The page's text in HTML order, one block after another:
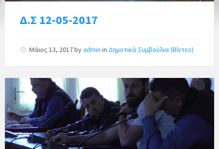
Δ.Σ 12-05-2017
Μάιος 13, 2017byadmin in Δημοτικά Συμβούλια (Βίντεο)